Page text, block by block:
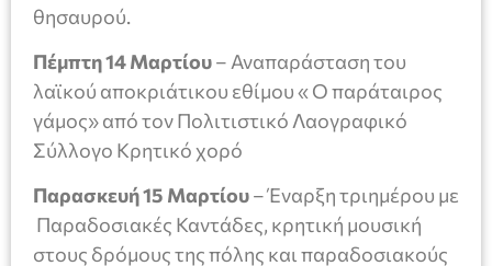
θησαυρού.
Πέμπτη 14 Μαρτίου– Αναπαράσταση του
λαϊκού αποκριάτικου εθίμου « Ο παράταιρος
γάμος» από τον Πολιτιστικό Λαογραφικό
Σύλλογο Κρητικό χορό
Παρασκευή 15 Μαρτίου– Έναρξη τριημέρου με
Παραδοσιακές Καντάδες, κρητική μουσική
στους δρόμους της πόλης και παραδοσιακούς